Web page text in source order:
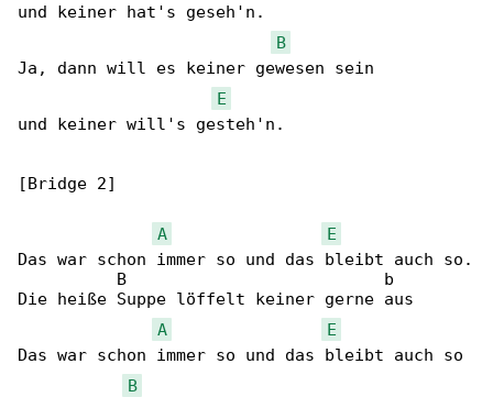
und keiner hat's geseh'n.
B
Ja, dann will es keiner gewesen sein
E
und keiner will's gesteh'n.
[Bridge 2]
A
E
Das war schon immer so und das bleibt auch so.
          B                          b
Die heiße Suppe löffelt keiner gerne aus
A
E
Das war schon immer so und das bleibt auch so
B